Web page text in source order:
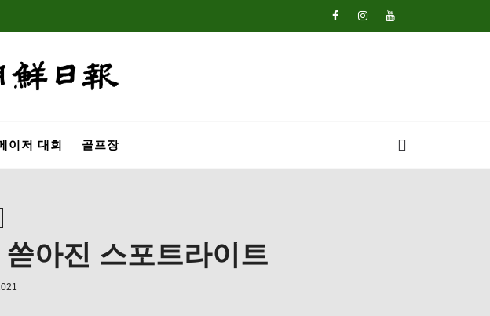
이저 대회 골프장
쏟아진 스포트라이트